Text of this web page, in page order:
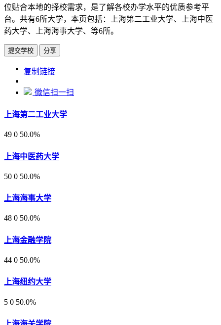
位贴合本地的择校需求，是了解各校办学水平的优质参考平
台。共有6所大学，本页包括：上海第二工业大学、上海中医
药大学、上海海事大学、等6所。
提交学校 分享
https://www.edupk.cn/ct/1488/tp/5
复制链接
微信扫一扫
上海第二工业大学
49 0 50.0%
上海中医药大学
50 0 50.0%
上海海事大学
48 0 50.0%
上海金融学院
44 0 50.0%
上海纽约大学
5 0 50.0%